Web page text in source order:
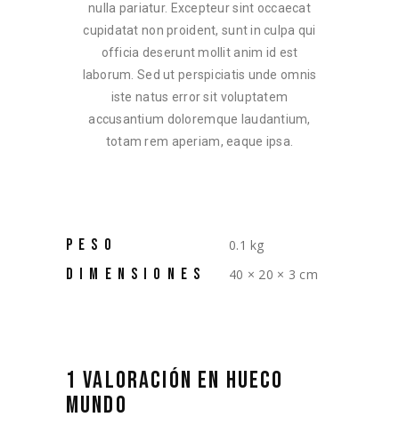
nulla pariatur. Excepteur sint occaecat
cupidatat non proident, sunt in culpa qui
officia deserunt mollit anim id est
laborum. Sed ut perspiciatis unde omnis
iste natus error sit voluptatem
accusantium doloremque laudantium,
totam rem aperiam, eaque ipsa.
PESO 0.1 kg
DIMENSIONES 40 × 20 × 3 cm
1 VALORACIÓN EN HUECO
MUNDO